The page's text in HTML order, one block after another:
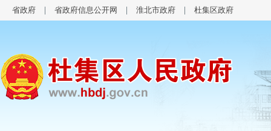
省政府 省政府信息公开网 淮北市政府 杜集区政府